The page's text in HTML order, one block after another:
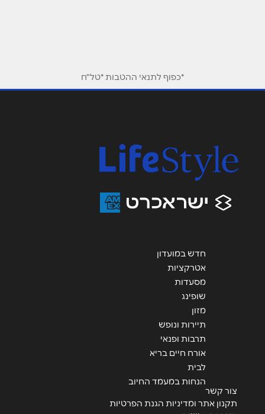
הודעה*
*כפוף לתנאי ההטבות *טל"ח
חדש במועדון
אטרקציות
מסעדות
שופינג
מזון
תיירות ונופש
תרבות ופנאי
אורח חיים בריא
לבית
הנחות במעמד החיוב
צור קשר
תקנון אתר ומדיניות הגנת הפרטיות